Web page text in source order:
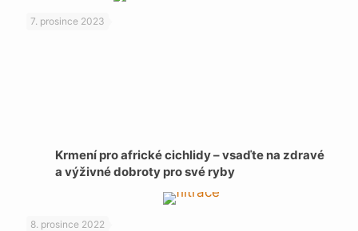
7. prosince 2023
Krmení pro africké cichlidy – vsaďte na zdravé
a výživné dobroty pro své ryby
8. prosince 2022